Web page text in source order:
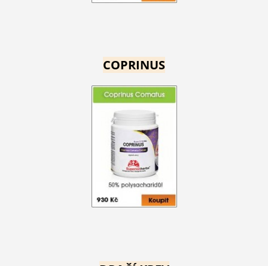
COPRINUS